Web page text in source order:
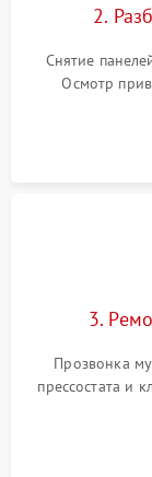
2.
Снятие
Осмотр
3.
Прозвонка
прессостата и